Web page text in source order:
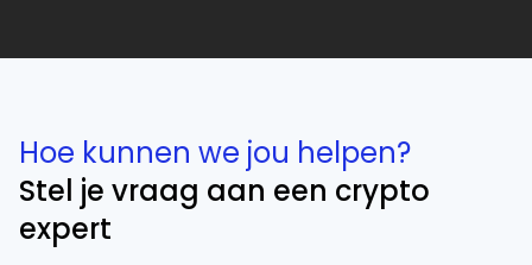
Hoe kunnen we jou helpen?
Stel je vraag aan een crypto
expert